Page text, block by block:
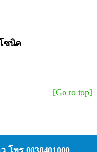
ซนิค
[Go to top]